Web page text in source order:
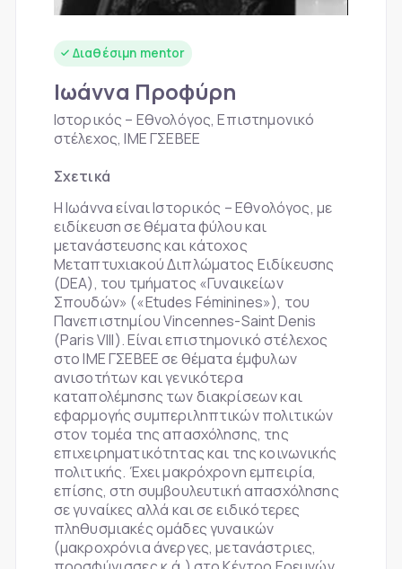
Διαθέσιμη mentor
Ιωάννα Προφύρη
Ιστορικός – Εθνολόγος, Επιστημονικό
στέλεχος, ΙΜΕ ΓΣΕΒΕΕ
Σχετικά
Η Ιωάννα είναι Ιστορικός – Εθνολόγος, με
ειδίκευση σε θέματα φύλου και
μετανάστευσης και κάτοχος
Μεταπτυχιακού Διπλώματος Ειδίκευσης
(DEA), του τμήματος «Γυναικείων
Σπουδών» («Etudes Féminines»), του
Πανεπιστημίου Vincennes-Saint Denis
(Paris VIII). Είναι επιστημονικό στέλεχος
στο ΙΜΕ ΓΣΕΒΕΕ σε θέματα έμφυλων
ανισοτήτων και γενικότερα
καταπολέμησης των διακρίσεων και
εφαρμογής συμπεριληπτικών πολιτικών
στον τομέα της απασχόλησης, της
επιχειρηματικότητας και της κοινωνικής
πολιτικής. Έχει μακρόχρονη εμπειρία,
επίσης, στη συμβουλευτική απασχόλησης
σε γυναίκες αλλά και σε ειδικότερες
πληθυσμιακές ομάδες γυναικών
(μακροχρόνια άνεργες, μετανάστριες,